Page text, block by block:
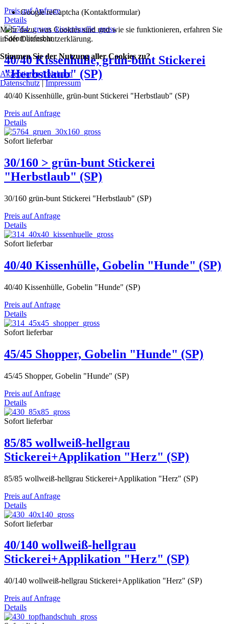
Preis auf Anfrage
Details
Sofort lieferbar
40/40 Kissenhülle, grün-bunt Stickerei
"Herbstlaub" (SP)
40/40 Kissenhülle, grün-bunt Stickerei "Herbstlaub" (SP)
Preis auf Anfrage
Details
Sofort lieferbar
30/160 > grün-bunt Stickerei
"Herbstlaub" (SP)
30/160 grün-bunt Stickerei "Herbstlaub" (SP)
Preis auf Anfrage
Details
Sofort lieferbar
40/40 Kissenhülle, Gobelin "Hunde" (SP)
40/40 Kissenhülle, Gobelin "Hunde" (SP)
Preis auf Anfrage
Details
Sofort lieferbar
45/45 Shopper, Gobelin "Hunde" (SP)
45/45 Shopper, Gobelin "Hunde" (SP)
Preis auf Anfrage
Details
Sofort lieferbar
85/85 wollweiß-hellgrau
Stickerei+Applikation "Herz" (SP)
85/85 wollweiß-hellgrau Stickerei+Applikation "Herz" (SP)
Preis auf Anfrage
Details
Sofort lieferbar
40/140 wollweiß-hellgrau
Stickerei+Applikation "Herz" (SP)
40/140 wollweiß-hellgrau Stickerei+Applikation "Herz" (SP)
Preis auf Anfrage
Details
Google reCaptcha (Kontaktformular)
Mehr dazu, was Cookies sind und wie sie funktionieren, erfahren Sie
in der Datenschutzerklärung.
Stimmen Sie der Nutzung aller Cookies zu?
AkzeptierenAblehnen
Datenschutz|Impressum